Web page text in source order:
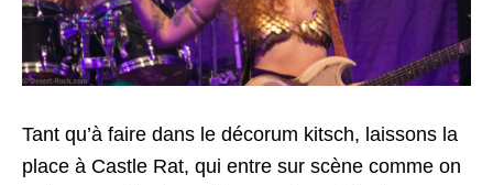
Tant qu’à faire dans le décorum kitsch, laissons la
place à Castle Rat, qui entre sur scène comme on